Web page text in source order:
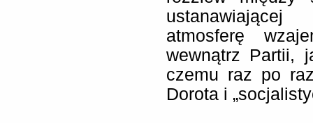
atmosferę
wewnątrz Partii,
czemu raz po
Dorota i